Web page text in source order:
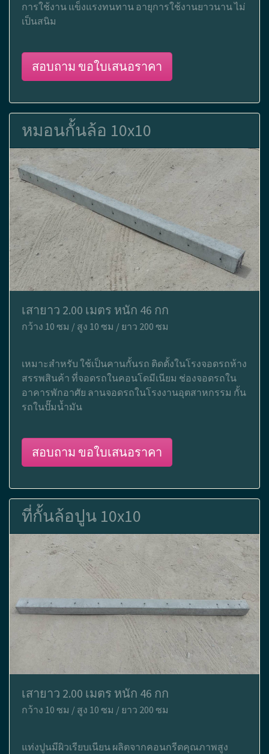
การใช้งาน แข็งแรงทนทาน อายุการใช้งานยาวนาน ไม่
เป็นสนิม
สอบถาม ขอใบเสนอราคา
หมอนกั้นล้อ 10x10
เสายาว 2.00 เมตร หนัก 46 กก
กว้าง 10 ซม / สูง 10 ซม / ยาว 200 ซม
เหมาะสำหรับ ใช้เป็นคานกั้นรถ ติดตั้งในโรงจอดรถห้าง
สรรพสินค้า ที่จอดรถในคอนโดมีเนียม ช่องจอดรถใน
อาคารพักอาศัย ลานจอดรถในโรงงานอุตสาหกรรม กั้น
รถในปั๊มน้ำมัน
สอบถาม ขอใบเสนอราคา
ที่กั้นล้อปูน 10x10
เสายาว 2.00 เมตร หนัก 46 กก
กว้าง 10 ซม / สูง 10 ซม / ยาว 200 ซม
แท่งปูนมีผิวเรียบเนียน ผลิตจากคอนกรีตคุณภาพสูง